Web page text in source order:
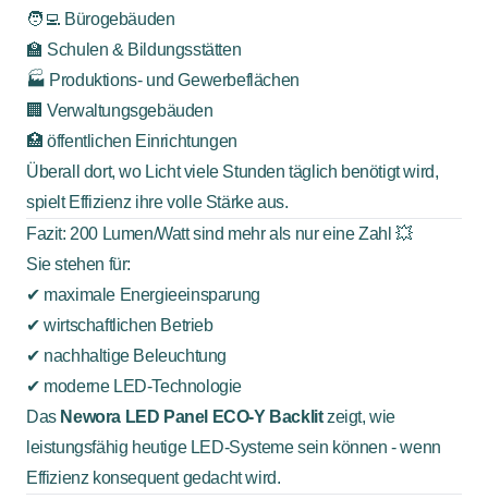
🧑‍💻 Bürogebäuden
🏫 Schulen & Bildungsstätten
🏭 Produktions- und Gewerbeflächen
🏢 Verwaltungsgebäuden
🏥 öffentlichen Einrichtungen
Überall dort, wo Licht viele Stunden täglich benötigt wird,
spielt Effizienz ihre volle Stärke aus.
Fazit: 200 Lumen/Watt sind mehr als nur eine Zahl 💥
Sie stehen für:
✔ maximale Energieeinsparung
✔ wirtschaftlichen Betrieb
✔ nachhaltige Beleuchtung
✔ moderne LED-Technologie
Das Newora LED Panel ECO-Y Backlitzeigt, wie
leistungsfähig heutige LED-Systeme sein können - wenn
Effizienz konsequent gedacht wird.